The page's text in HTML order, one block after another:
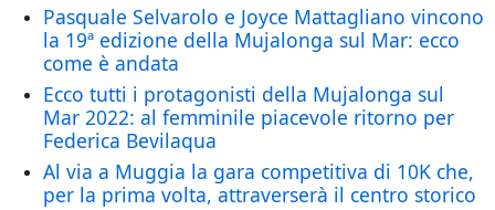
Pasquale Selvarolo e Joyce Mattagliano vincono
la 19ª edizione della Mujalonga sul Mar: ecco
come è andata
Ecco tutti i protagonisti della Mujalonga sul
Mar 2022: al femminile piacevole ritorno per
Federica Bevilaqua
Al via a Muggia la gara competitiva di 10K che,
per la prima volta, attraverserà il centro storico